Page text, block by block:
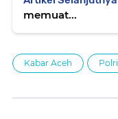
memuat...
Kabar Aceh Polri